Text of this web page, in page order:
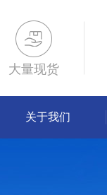
大量现货
关于我们